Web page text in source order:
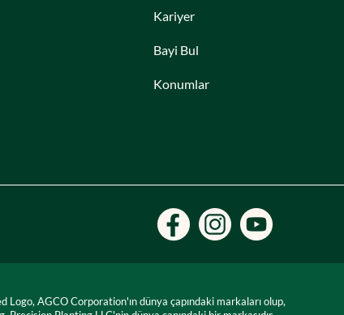
Kariyer
Bayi Bul
Konumlar
Logo, AGCO Corporation'ın dünya çapındaki markaları olup,